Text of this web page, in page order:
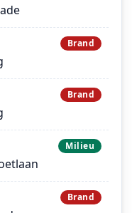
Brand
Brand
Milieu
Brand